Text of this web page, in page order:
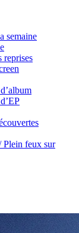
semaine
reprises
Plein feux sur